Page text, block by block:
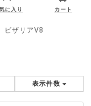
に入り カート
ビザリアV8
表示件数